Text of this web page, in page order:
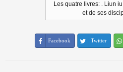
Les quatre livres: . Liun
et de ses
Facebook Twitter